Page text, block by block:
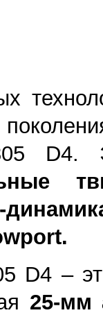
D4 –
25-мм